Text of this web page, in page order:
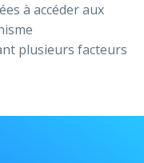
à accéder aux
plusieurs facteurs